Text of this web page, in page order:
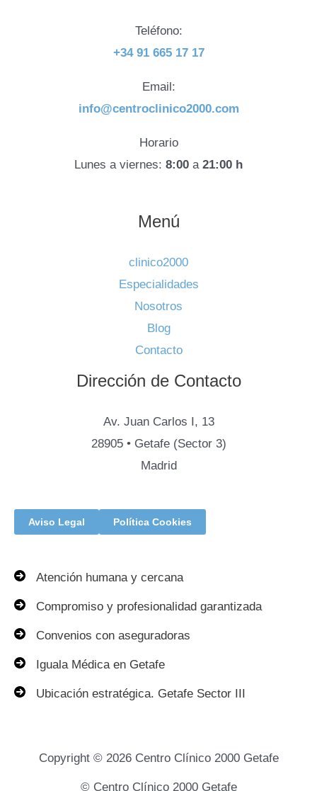
Teléfono:
+34 91 665 17 17
Email:
info@centroclinico2000.com
Horario
Lunes a viernes: 8:00 a 21:00 h
Menú
clinico2000
Especialidades
Nosotros
Blog
Contacto
Dirección de Contacto
Av. Juan Carlos I, 13
28905 • Getafe (Sector 3)
Madrid
Aviso Legal Política Cookies
Atención humana y cercana
Compromiso y profesionalidad garantizada
Convenios con aseguradoras
Iguala Médica en Getafe
Ubicación estratégica. Getafe Sector III
Copyright © 2026 Centro Clínico 2000 Getafe
© Centro Clínico 2000 Getafe